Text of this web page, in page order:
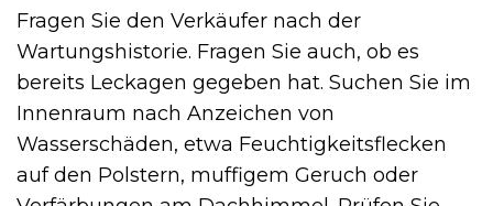
Fragen Sie den Verkäufer nach der
Wartungshistorie. Fragen Sie auch, ob es
bereits Leckagen gegeben hat. Suchen Sie im
Innenraum nach Anzeichen von
Wasserschäden, etwa Feuchtigkeitsflecken
auf den Polstern, muffigem Geruch oder